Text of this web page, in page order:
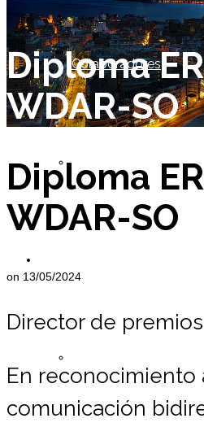
Colaboradores
Socio de Honor
Diploma
WDAR-SO
Diploma
WDAR-SO
on 13/05/2024
Director de
En reconocimiento
comunicación